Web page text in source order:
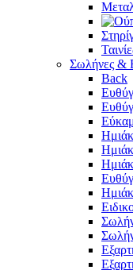
Σωλήνες &
Back